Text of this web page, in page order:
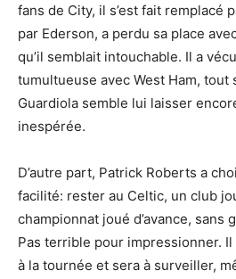
fans de City, il s’est fait remplacé
par Ederson, a perdu sa place
qu’il semblait intouchable. Il a
tumultueuse avec West Ham, tout
Guardiola semble lui laisser
inespérée.
D’autre part, Patrick Roberts a
facilité: rester au Celtic, un club
championnat joué d’avance,
Pas terrible pour impressionner.
à la tournée et sera à surveiller,